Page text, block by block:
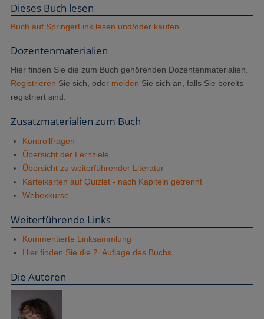
Dieses Buch lesen
Buch auf SpringerLink lesen und/oder kaufen
Dozenten­materialien
Hier finden Sie die zum Buch gehörenden Dozentenmaterialien.
Registrieren Sie sich, oder melden Sie sich an, falls Sie bereits
registriert sind.
Zusatzmaterialien zum Buch
Kontrollfragen
Übersicht der Lernziele
Übersicht zu weiterführender Literatur
Karteikarten auf Quizlet - nach Kapiteln getrennt
Webexkurse
Weiterführende Links
Kommentierte Linksammlung
Hier finden Sie die 2. Auflage des Buchs
Die Autoren